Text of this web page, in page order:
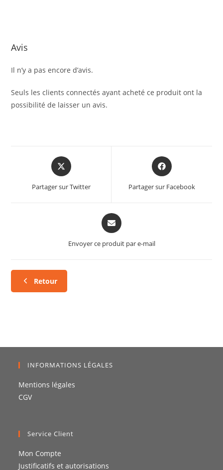
Avis
Il n’y a pas encore d’avis.
Seuls les clients connectés ayant acheté ce produit ont la
possibilité de laisser un avis.
Partager sur Twitter Partager sur Facebook
Envoyer ce produit par e-mail
Retour
INFORMATIONS LÉGALES
Mentions légales
CGV
Service Client
Mon Compte
Justificatifs et autorisations